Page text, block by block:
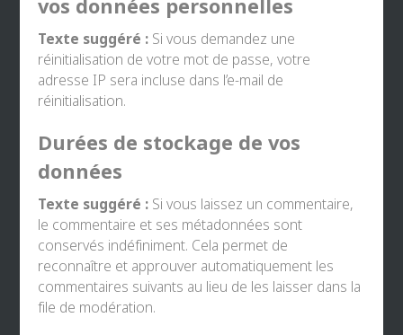
vos données personnelles
Texte suggéré : Si vous demandez une
réinitialisation de votre mot de passe, votre
adresse IP sera incluse dans l’e-mail de
réinitialisation.
Durées de stockage de vos
données
Texte suggéré : Si vous laissez un commentaire,
le commentaire et ses métadonnées sont
conservés indéfiniment. Cela permet de
reconnaître et approuver automatiquement les
commentaires suivants au lieu de les laisser dans la
file de modération.